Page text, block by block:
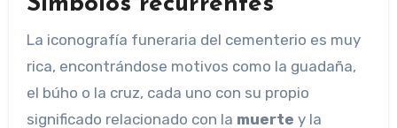
La iconografía funeraria del cementerio es muy
rica, encontrándose motivos como la guadaña,
el búho o la cruz, cada uno con su propio
significado relacionado con la muerte y la